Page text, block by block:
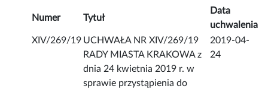
Numer Tytuł
Data
uchwalenia
XIV/269/19 UCHWAŁA NR XIV/269/19
RADY MIASTA KRAKOWA z
dnia 24 kwietnia 2019 r. w
sprawie przystąpienia do
2019-04-
24